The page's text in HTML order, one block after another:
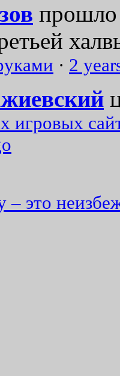
прошло
· 2
игровых
– это